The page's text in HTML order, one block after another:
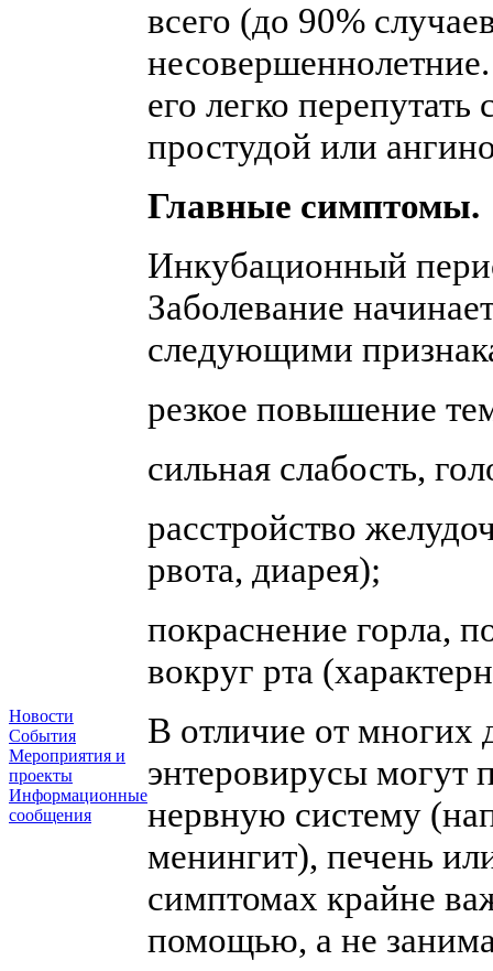
Новости
События
Мероприятия и
проекты
Информационные
сообщения
всего (до 90%
его легко
простудой или
Главные симптомы.
Инкубационный
Заболевание
следующими
резкое повышение
сильная слабость,
расстройство
рвота, диарея);
покраснение горла,
вокруг рта
В отличие от
энтеровирусы могут
нервную систему
менингит), печень
симптомах крайне
помощью, а не